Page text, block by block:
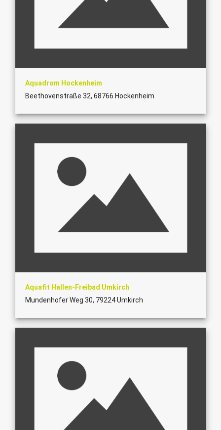
Aquadrom Hockenheim
Beethovenstraße 32, 68766 Hockenheim
Aquafit Hallen-Freibad Umkirch
Mundenhofer Weg 30, 79224 Umkirch